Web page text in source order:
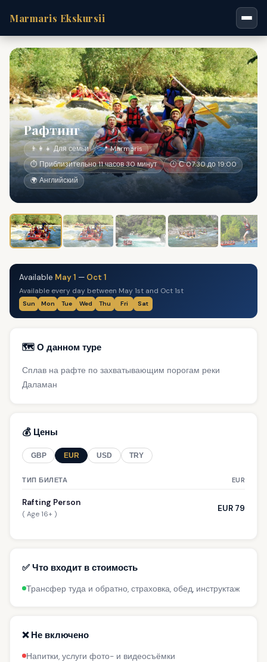
Marmaris Ekskursii
Рафтинг
👨‍👩‍👧 Для семьи
📍 Marmaris
⏱ Приблизительно 11 часов 30 минут
🕐 С 07:30 до 19:00
🌍 Английский
Available May 1 — Oct 1
Available every day between May 1st and Oct 1st
Sun Mon Tue Wed Thu Fri Sat
🗺️ О данном туре
Сплав на рафте по захватывающим порогам реки
Даламан
💰 Цены
GBP EUR USD TRY
ТИП БИЛЕТА EUR
Rafting Person
( Age 16+ )
EUR 79
✅ Что входит в стоимость
Трансфер туда и обратно, страховка, обед, инструктаж
❌ Не включено
Напитки, услуги фото- и видеосъёмки